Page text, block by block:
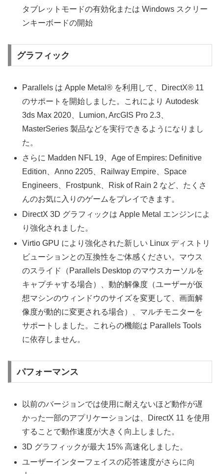
タブレットモードの有効化または Windows スクリー
ンキーボードの開始
グラフィック
Parallels は Apple Metal® を利用して、DirectX® 11
のサポートを開始しました。これにより Autodesk
3ds Max 2020、Lumion, ArcGIS Pro 2.3、
MasterSeries 製品などを実行できるようになりまし
た。
さらに Madden NFL 19、Age of Empires: Definitive
Edition、Anno 2205、Railway Empire、Space
Engineers、Frostpunk、Risk of Rain 2 など、たくさ
んのお気に入りのゲームをプレイできます。
DirectX 3D グラフィックは Apple Metal エンジンによ
り強化されました。
Virtio GPU により強化された新しい Linux ディストリ
ビューションとの互換性をご体感ください。マウス
のスライド（Parallels Desktop のマウスカーソルを
キャプチャする場合）、動的解像度（ユーザーが仮
想マシンのウィンドウのサイズを変更して、画面解
像度が動的に変更される場合）、マルチモニターを
サポートしました。これらの機能は Parallels Tools
に依存しません。
パフォーマンス
以前のバージョンでは使用に耐えないほど動作が遅
かった一部のアプリケーションは、DirectX 11 を使用
することで動作速度が大きく向上しました。
3D グラフィックが最大 15% 高速化しました。
ユーザーインターフェイスの応答速度がさらに向